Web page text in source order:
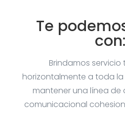
Te
con:
Brindamos servicio
horizontalmente a toda
mantener una línea de
comunicacional